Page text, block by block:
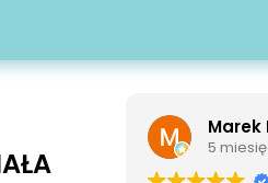
Marek Rutkowski
5 miesięcy temu